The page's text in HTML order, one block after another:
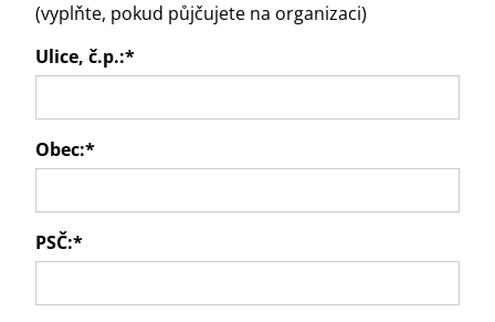
(vyplňte, pokud půjčujete na organizaci)
Ulice, č.p.:*
Obec:*
PSČ:*